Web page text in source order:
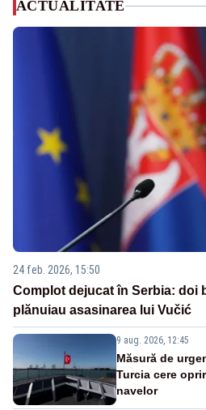
ACTUALITATE
24 feb. 2026, 15:50
Complot dejucat în Serbia: doi
plănuiau asasinarea lui Vučić
9 aug. 2026, 12:45
Măsură de
Turcia cere
navelor